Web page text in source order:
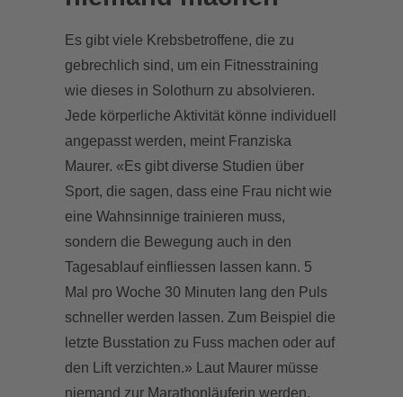
Es gibt viele Krebsbetroffene, die zu
gebrechlich sind, um ein Fitnesstraining
wie dieses in Solothurn zu absolvieren.
Jede körperliche Aktivität könne individuell
angepasst werden, meint Franziska
Maurer. «Es gibt diverse Studien über
Sport, die sagen, dass eine Frau nicht wie
eine Wahnsinnige trainieren muss,
sondern die Bewegung auch in den
Tagesablauf einfliessen lassen kann. 5
Mal pro Woche 30 Minuten lang den Puls
schneller werden lassen. Zum Beispiel die
letzte Busstation zu Fuss machen oder auf
den Lift verzichten.» Laut Maurer müsse
niemand zur Marathonläuferin werden.